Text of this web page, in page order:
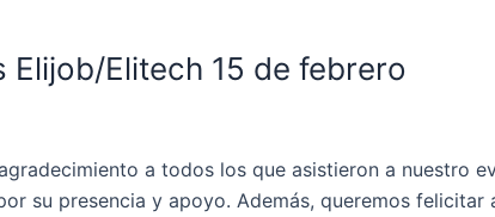
Elitech 15 de febrero
a todos los que asistieron a nuestro
su presencia y apoyo. Además, queremos felicitar